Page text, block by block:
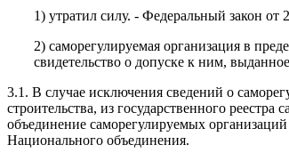
1) утратил силу. - Федеральный закон от
2) саморегулируемая организация в
свидетельство о допуске к ним,
3.1. В случае исключения сведений о
строительства, из государственного
объединение саморегулируемых
Национального объединения.